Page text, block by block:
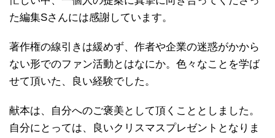
た編集Sさんには感謝しています。
著作権の線引きは緩めず、作者や企業の迷惑がかから
ない形でのファン活動とはなにか。色々なことを学ば
せて頂いた、良い経験でした。
献本は、自分へのご褒美として頂くこととしました。
自分にとっては、良いクリスマスプレゼントとなりま